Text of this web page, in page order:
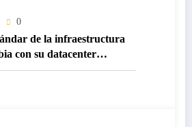
0
de la infraestructura
con su datacenter
de ICREA